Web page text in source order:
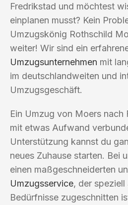
Fredrikstad und möchtest
einplanen musst? Kein
Umzugskönig Rothschild
weiter! Wir sind ein
Umzugsunternehmen mit
im deutschlandweiten und
Umzugsgeschäft.
Ein Umzug von Moers nach
mit etwas Aufwand
Unterstützung kannst du
neues Zuhause starten. Bei
einen maßgeschneiderten
Umzugsservice, der
Bedürfnisse zugeschnitten